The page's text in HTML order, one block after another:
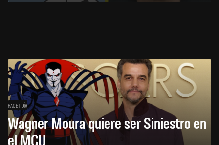
HACE 1 DÍA
Wagner Moura quiere ser Siniestro en
el MCU